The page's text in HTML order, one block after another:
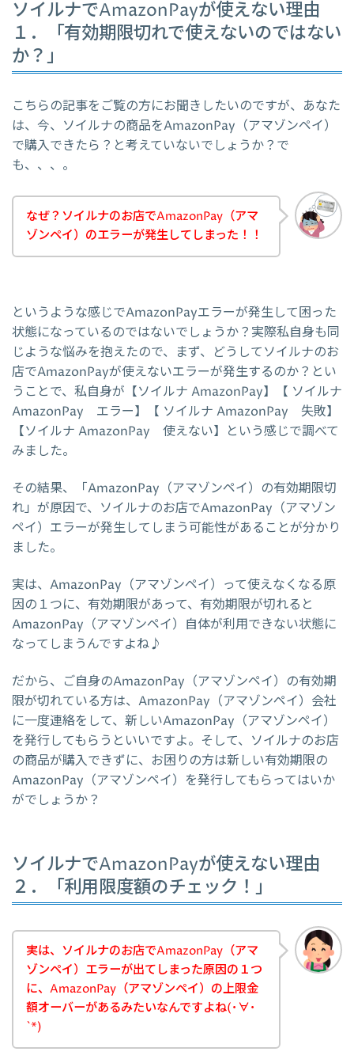
ソイルナでAmazonPayが使えない理由
１．「有効期限切れで使えないのではない
か？」
こちらの記事をご覧の方にお聞きしたいのですが、あなた
は、今、ソイルナの商品をAmazonPay（アマゾンペイ）
で購入できたら？と考えていないでしょうか？で
も、、、。
なぜ？ソイルナのお店でAmazonPay（アマ
ゾンペイ）のエラーが発生してしまった！！
というような感じでAmazonPayエラーが発生して困った
状態になっているのではないでしょうか？実際私自身も同
じような悩みを抱えたので、まず、どうしてソイルナのお
店でAmazonPayが使えないエラーが発生するのか？とい
うことで、私自身が【ソイルナ AmazonPay】【 ソイルナ
AmazonPay エラー】【 ソイルナ AmazonPay 失敗】
【ソイルナ AmazonPay 使えない】という感じで調べて
みました。
その結果、「AmazonPay（アマゾンペイ）の有効期限切
れ」が原因で、ソイルナのお店でAmazonPay（アマゾン
ペイ）エラーが発生してしまう可能性があることが分かり
ました。
実は、AmazonPay（アマゾンペイ）って使えなくなる原
因の１つに、有効期限があって、有効期限が切れると
AmazonPay（アマゾンペイ）自体が利用できない状態に
なってしまうんですよね♪
だから、ご自身のAmazonPay（アマゾンペイ）の有効期
限が切れている方は、AmazonPay（アマゾンペイ）会社
に一度連絡をして、新しいAmazonPay（アマゾンペイ）
を発行してもらうといいですよ。そして、ソイルナのお店
の商品が購入できずに、お困りの方は新しい有効期限の
AmazonPay（アマゾンペイ）を発行してもらってはいか
がでしょうか？
ソイルナでAmazonPayが使えない理由
２．「利用限度額のチェック！」
実は、ソイルナのお店でAmazonPay（アマ
ゾンペイ）エラーが出てしまった原因の１つ
に、AmazonPay（アマゾンペイ）の上限金
額オーバーがあるみたいなんですよね(･∀･
`*)